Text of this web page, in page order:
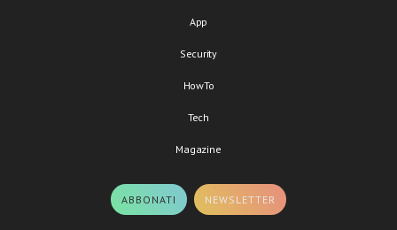
App
Security
HowTo
Tech
Magazine
ABBONATI NEWSLETTER